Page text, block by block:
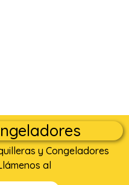
y Congeladores
al